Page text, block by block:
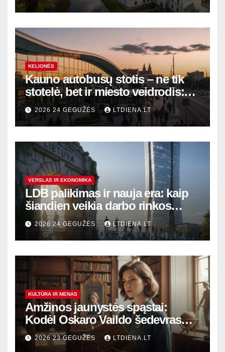
KELIONĖS
Kauno autobusų stotis – ne tik
stotelė, bet ir miesto veidrodis:
modernūs vartai į laikinąją
sostinę
2026 24 GEGUŽĖS LTDIENA.LT
VERSLAS IR EKONOMIKA
LDB palikimas ir nauja era: kaip
šiandien veikia darbo rinkos
variklis Lietuvoje?
2026 24 GEGUŽĖS LTDIENA.LT
KULTŪRA IR MENAS
Amžinos jaunystės spąstai:
Kodėl Oskaro Vaildo šedevras
šiandien aktualesnis nei bet
kada?
2026 23 GEGUŽĖS LTDIENA.LT